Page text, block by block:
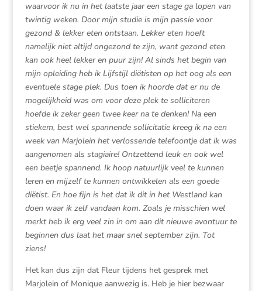
waarvoor ik nu in het laatste jaar een stage ga lopen van
twintig weken. Door mijn studie is mijn passie voor
gezond & lekker eten ontstaan. Lekker eten hoeft
namelijk niet altijd ongezond te zijn, want gezond eten
kan ook heel lekker en puur zijn! Al sinds het begin van
mijn opleiding heb ik Lijfstijl diëtisten op het oog als een
eventuele stage plek. Dus toen ik hoorde dat er nu de
mogelijkheid was om voor deze plek te solliciteren
hoefde ik zeker geen twee keer na te denken! Na een
stiekem, best wel spannende sollicitatie kreeg ik na een
week van Marjolein het verlossende telefoontje dat ik was
aangenomen als stagiaire! Ontzettend leuk en ook wel
een beetje spannend. Ik hoop natuurlijk veel te kunnen
leren en mijzelf te kunnen ontwikkelen als een goede
diëtist. En hoe fijn is het dat ik dit in het Westland kan
doen waar ik zelf vandaan kom. Zoals je misschien wel
merkt heb ik erg veel zin in om aan dit nieuwe avontuur te
beginnen dus laat het maar snel september zijn. Tot
ziens!
Het kan dus zijn dat Fleur tijdens het gesprek met
Marjolein of Monique aanwezig is. Heb je hier bezwaar